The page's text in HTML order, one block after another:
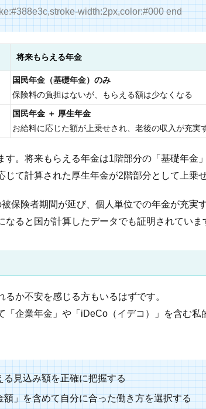
width:2px,color:#000 end
将来もらえる年金
国民年金（基礎年金）のみ
保険料の負担はないが、もらえる額は少なくなる
国民年金 ＋ 厚生年金
お給料に応じた額が上乗せされ、老後の収入が充実
。将来もらえる年金は1階部分の「基礎年金
て計算された厚生年金が2階部分として上乗せ
保険者期間が延び、個人単位での年金が充実
ると国が計算したデータでも証明されていま
か不安を感じる方もいるはずです。
企業年金」や「iDeCo（イデコ）」を含む私
見込み額を正確に把握する
」を含めて自分に合った働き方を選択する